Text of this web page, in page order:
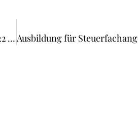
Duale Berufsausbildung: Zahl neuer Ausbildungsverträge im Jahr 2022 leicht gestiegen